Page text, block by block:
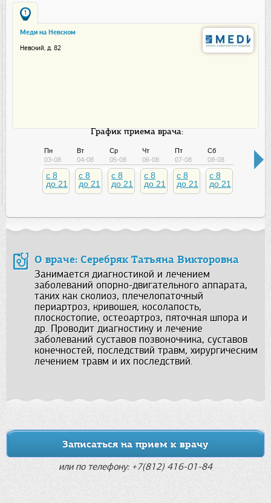
1
Меди на Невском
Невский, д. 82
График приема врача:
Пн
03-08
c 8
до 21
Вт
04-08
c 8
до 21
Ср
05-08
c 8
до 21
Чт
06-08
c 8
до 21
Пт
07-08
c 8
до 21
Сб
08-08
c 8
до 21
О враче: Серебряк Татьяна Викторовна
Занимается диагностикой и лечением
заболеваний опорно-двигательного аппарата,
таких как сколиоз, плечелопаточный
периартроз, кривошея, косолапость,
плоскостопие, остеоартроз, пяточная шпора и
др. Проводит диагностику и лечение
заболеваний суставов позвоночника, суставов
конечностей, последствий травм, хирургическим
лечением травм и их последствий.
Записаться на прием к врачу
или по телефону: +7(812) 416-01-84